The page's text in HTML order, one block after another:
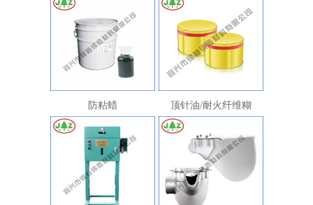
防粘蜡 顶针油/耐火纤维糊